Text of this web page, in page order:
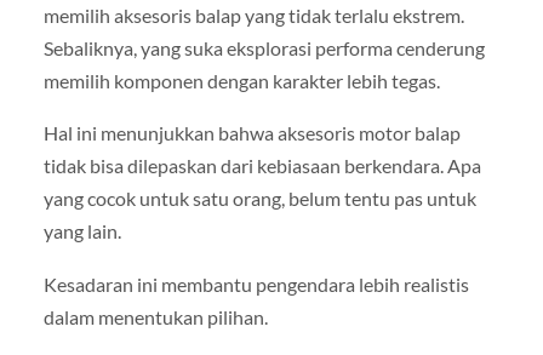
memilih aksesoris balap yang tidak terlalu ekstrem.
Sebaliknya, yang suka eksplorasi performa cenderung
memilih komponen dengan karakter lebih tegas.
Hal ini menunjukkan bahwa aksesoris motor balap
tidak bisa dilepaskan dari kebiasaan berkendara. Apa
yang cocok untuk satu orang, belum tentu pas untuk
yang lain.
Kesadaran ini membantu pengendara lebih realistis
dalam menentukan pilihan.